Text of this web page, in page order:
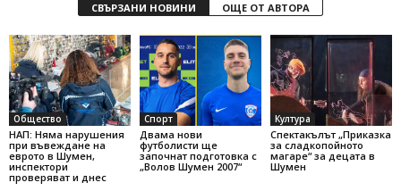
СВЪРЗАНИ НОВИНИ ОЩЕ ОТ АВТОРА
Общество
НАП: Няма нарушения
при въвеждане на
еврото в Шумен,
инспектори
проверяват и днес
Спорт
Двама нови
футболисти ще
започнат подготовка с
„Волов Шумен 2007“
Култура
Спектакълът „Приказка
за сладкопойното
магаре“ за децата в
Шумен